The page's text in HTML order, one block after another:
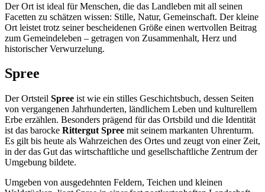
Der Ort ist ideal für Menschen, die das Landleben mit all seinen
Facetten zu schätzen wissen: Stille, Natur, Gemeinschaft. Der kleine
Ort leistet trotz seiner bescheidenen Größe einen wertvollen Beitrag
zum Gemeindeleben – getragen von Zusammenhalt, Herz und
historischer Verwurzelung.
Spree
Der Ortsteil Spree ist wie ein stilles Geschichtsbuch, dessen Seiten
von vergangenen Jahrhunderten, ländlichem Leben und kulturellem
Erbe erzählen. Besonders prägend für das Ortsbild und die Identität
ist das barocke Rittergut Spree mit seinem markanten Uhrenturm.
Es gilt bis heute als Wahrzeichen des Ortes und zeugt von einer Zeit,
in der das Gut das wirtschaftliche und gesellschaftliche Zentrum der
Umgebung bildete.
Umgeben von ausgedehnten Feldern, Teichen und kleinen